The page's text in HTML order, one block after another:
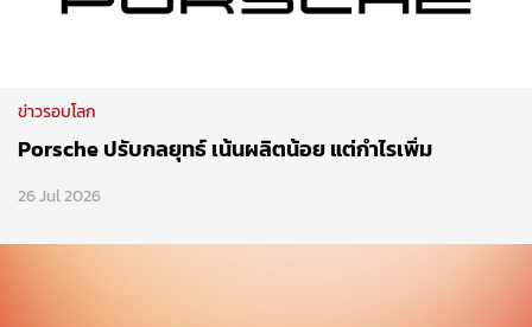
ข่าวรอบโลก
Porsche ปรับกลยุทธ์ เน้นผลิตน้อย แต่กำไรเพิ่ม
26 Jul 2026